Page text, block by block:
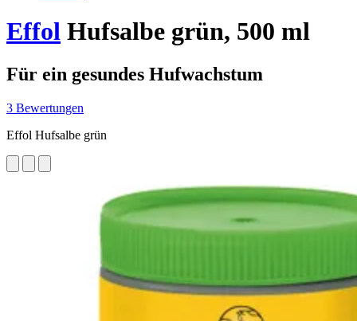
Effol Hufsalbe grün, 500 ml
Für ein gesundes Hufwachstum
3 Bewertungen
Effol Hufsalbe grün